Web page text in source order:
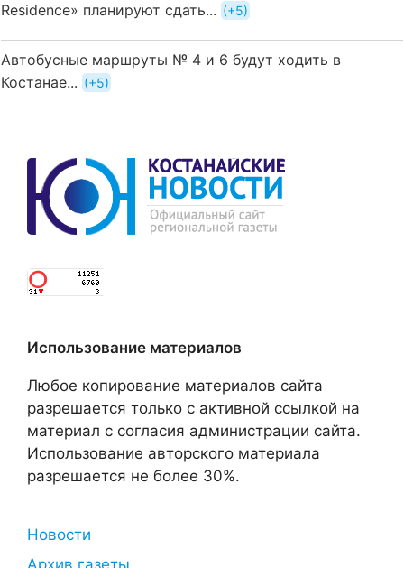
Residence» планируют сдать...
+5
Автобусные маршруты № 4 и 6 будут ходить в
Костанае...
+5
Использование материалов
Любое копирование материалов сайта
разрешается только с активной ссылкой на
материал с согласия администрации сайта.
Использование авторского материала
разрешается не более 30%.
Новости